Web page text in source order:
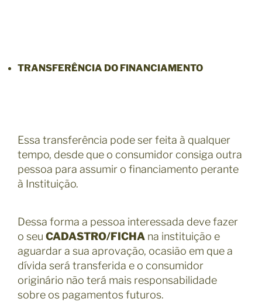
TRANSFERÊNCIA DO FINANCIAMENTO
Essa transferência pode ser feita à qualquer
tempo, desde que o consumidor consiga outra
pessoa para assumir o financiamento perante
à Instituição.
Dessa forma a pessoa interessada deve fazer
o seu CADASTRO/FICHA na instituição e
aguardar a sua aprovação, ocasião em que a
dívida será transferida e o consumidor
originário não terá mais responsabilidade
sobre os pagamentos futuros.